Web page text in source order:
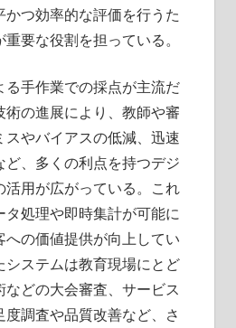
つ効率的な評価を行うた
要な役割を担っている。
手作業での採点が主流だ
術の進展により、教師や審
やバイアスの低減、迅速
ど、多くの利点を持つデジ
活用が広がっている。これ
タ処理や即時集計が可能に
への価値提供が向上してい
システムは教育現場にとど
などの大会審査、サービス
調査や品質改善など、さ